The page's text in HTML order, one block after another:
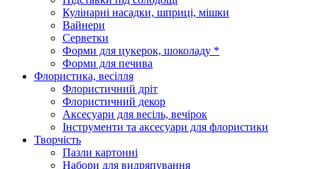
Кулінарні насадки, шприці, мішки
Вайнери
Серветки
Форми для цукерок, шоколаду *
Форми для печива
Флористика, весілля
Флористичний дріт
Флористичний декор
Аксесуари для весіль, вечірок
Інструменти та аксесуари для флористики
Творчість
Пазли картонні
Набори для видряпування